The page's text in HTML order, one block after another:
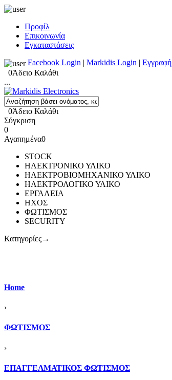
Προφίλ
Επικοινωνία
Εγκαταστάσεις
Facebook Login | Markidis Login | Εγγραφή
0Άδειο Καλάθι
...
0Άδειο Καλάθι
Σύγκριση
0
Αγαπημένα0
STOCK
ΗΛΕΚΤΡΟΝΙΚΟ ΥΛΙΚΟ
ΗΛΕΚΤΡΟΒΙΟΜΗΧΑΝΙΚΟ ΥΛΙΚΟ
ΗΛΕΚΤΡΟΛΟΓΙΚΟ ΥΛΙΚΟ
ΕΡΓΑΛΕΙΑ
ΗΧΟΣ
ΦΩΤΙΣΜΟΣ
SECURITY
Κατηγορίες→
Home
›
ΦΩΤΙΣΜΟΣ
›
ΕΠΑΓΓΕΛΜΑΤΙΚΟΣ ΦΩΤΙΣΜΟΣ